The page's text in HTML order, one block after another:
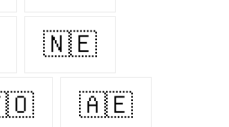
🇳🇪
🇦🇪